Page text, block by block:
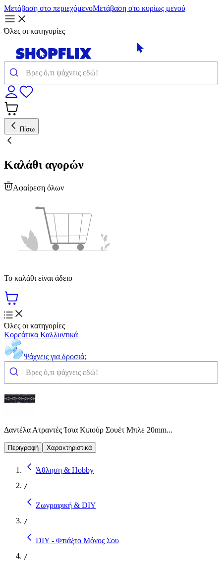
Μετάβαση στο περιεχόμενοΜετάβαση στο κυρίως μενού
Όλες οι κατηγορίες
Πίσω
Καλάθι αγορών
Αφαίρεση όλων
Το καλάθι είναι άδειο
Όλες οι κατηγορίες
Κορεάτικα Καλλυντικά
Ψάχνεις για δροσιά;
Δαντέλα Ατραντές Ίσια Κιπούρ Σουέτ Μπλε 20mm...
Περιγραφή Χαρακτηριστικά
Άθληση & Hobby
/
Ζωγραφική & DIY
/
DIY - Φτιάξτο Μόνος Σου
/